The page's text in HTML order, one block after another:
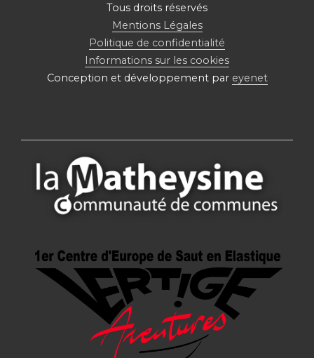
Tous droits réservés
Mentions Légales
Politique de confidentialité
Informations sur les cookies
Conception et développement par eyenet